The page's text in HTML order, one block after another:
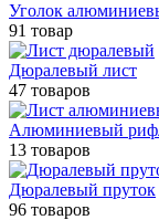
Уголок
91 товар
Дюралевый лист
47 товаров
Алюминиевый
13 товаров
Дюралевый пруток
96 товаров